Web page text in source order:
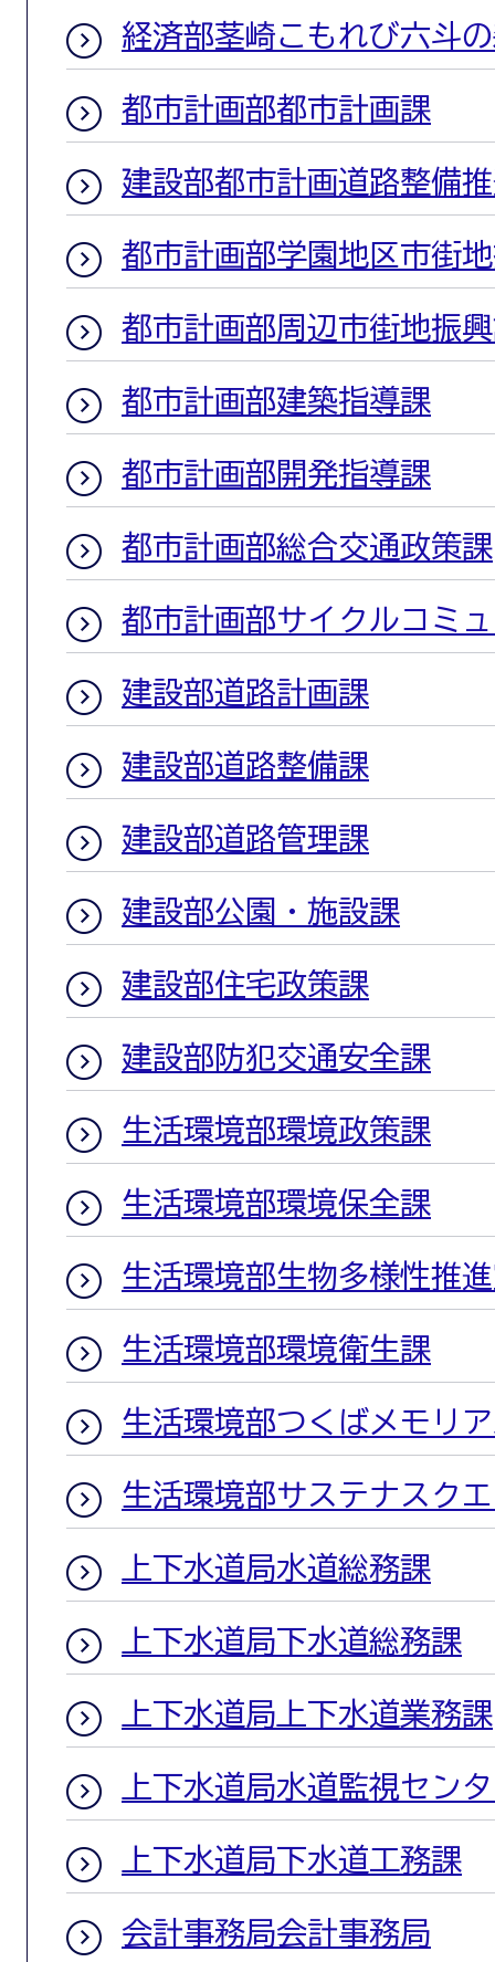
経済部茎崎こもれび六斗
都市計画部都市計画課
建設部都市計画道路整備
都市計画部学園地区市街
都市計画部周辺市街地振
都市計画部建築指導課
都市計画部開発指導課
都市計画部総合交通政策課
都市計画部サイクルコミ
建設部道路計画課
建設部道路整備課
建設部道路管理課
建設部公園・施設課
建設部住宅政策課
建設部防犯交通安全課
生活環境部環境政策課
生活環境部環境保全課
生活環境部生物多様性推
生活環境部環境衛生課
生活環境部つくばメモリ
生活環境部サステナスク
上下水道局水道総務課
上下水道局下水道総務課
上下水道局上下水道業務課
上下水道局水道監視セン
上下水道局下水道工務課
会計事務局会計事務局